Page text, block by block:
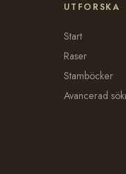
UTFORSKA
Start
Raser
Stamböcker
Avancerad